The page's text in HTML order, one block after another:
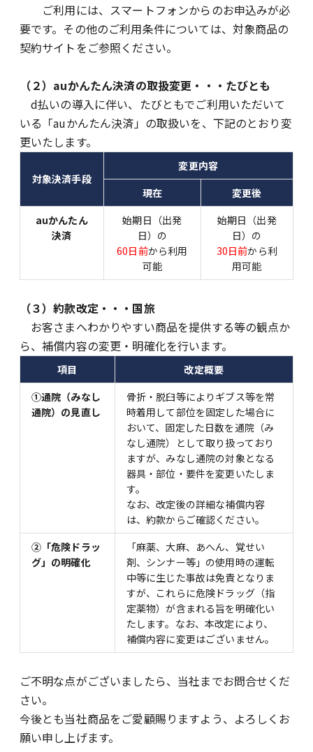
ご利用には、スマートフォンからのお申込みが必
要です。その他のご利用条件については、対象商品の
契約サイトをご参照ください。
（２）auかんたん決済の取扱変更・・・たびとも
d払いの導入に伴い、たびともでご利用いただいて
いる「auかんたん決済」の取扱いを、下記のとおり変
更いたします。
対象決済手段
変更内容
現在
変更後
auかんたん
決済
始期日（出発
日）の
60日前から利用
可能
始期日（出発
日）の
30日前から利
用可能
（３）約款改定・・・ 国旅
お客さまへわかりやすい商品を提供する等の観点か
ら、補償内容の変更・明確化を行います。
項目
改定概要
①通院（みなし
通院）の見直し
骨折・脱臼等によりギブス等を常
時着用して部位を固定した場合に
おいて、固定した日数を通院（み
なし通院）として取り扱っており
ますが、みなし通院の対象となる
器具・部位・要件を変更いたしま
す。
なお、改定後の詳細な補償内容
は、約款からご確認ください。
②「危険ドラッ
グ」の明確化
「麻薬、大麻、あへん、覚せい
剤、シンナー等」の使用時の運転
中等に生じた事故は免責となりま
すが、これらに危険ドラッグ（指
定薬物）が含まれる旨を明確化い
たします。なお、本改定により、
補償内容に変更はございません。
ご不明な点がございましたら、当社までお問合せくだ
さい。
今後とも当社商品をご愛顧賜りますよう、よろしくお
願い申し上げます。